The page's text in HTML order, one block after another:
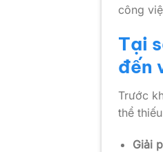
công
Tại
đến
Trước
thể
Giải